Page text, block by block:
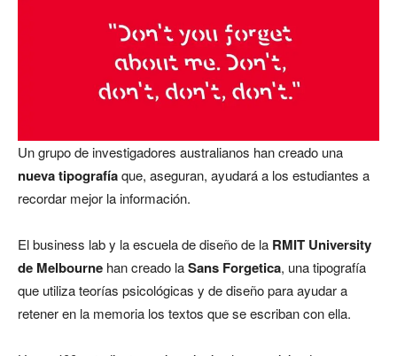
Un grupo de investigadores australianos han creado una
nueva tipografíaque, aseguran, ayudará a los estudiantes a
recordar mejor la información.
El business lab y la escuela de diseño de la RMIT University
de Melbourne han creado laSans Forgetica, una tipografía
que utiliza teorías psicológicas y de diseño para ayudar a
retener en la memoria los textos que se escriban con ella.